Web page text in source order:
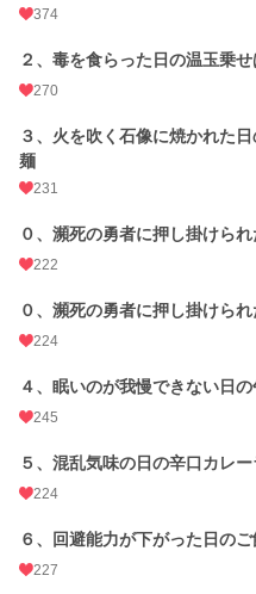
月間ポイント
年間ポイント 82,450 pt (7,023 位)
累計ポイント
374
２、毒を食らった日の温玉乗
270
３、火を吹く石像に焼かれた
麺
231
０、瀕死の勇者に押し掛けら
222
０、瀕死の勇者に押し掛けら
224
４、眠いのが我慢できない日
245
５、混乱気味の日の辛口カレー
224
６、回避能力が下がった日の
227